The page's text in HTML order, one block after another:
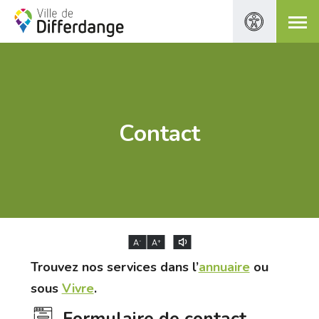
Contact
A- A+
Trouvez nos services dans l’annuaireou
sous Vivre.